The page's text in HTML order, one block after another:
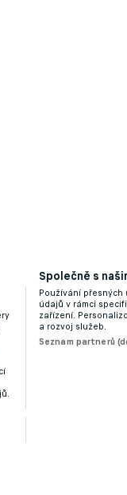
Společně s
Používání
údajů v rámci
zařízení.
a rozvoj služeb.
Seznam partnerů